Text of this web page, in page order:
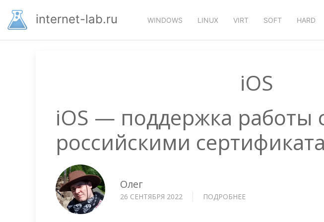
основномуinternet-lab.ru WINDOWS LINUX VIRT SOFT HARD
iOS
iOS — поддержка работы
российскими
Олег
26 СЕНТЯБРЯ 2022 ПОДРОБНЕЕ